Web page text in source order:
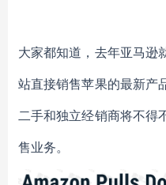
大家都知道，去年亚马逊
站直接销售苹果的最新产
二手和独立经销商将不得
售业务。